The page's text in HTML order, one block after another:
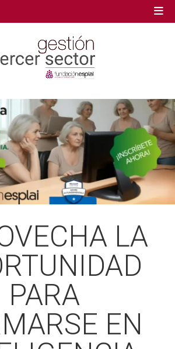
LA
PARA
EN
TERCER SECTOR
CONECTA IA
TERCER SECTOR
CONECTA IA